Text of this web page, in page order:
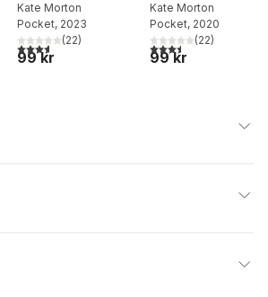
antal röster:
Kate Morton
Pocket, 2023
3,6utav 5 stjärnor. Totalt antal röster:
(22)
99 kr
Kate Morton
Pocket, 2020
3,5utav 5 stjärnor.
(22)
99 kr